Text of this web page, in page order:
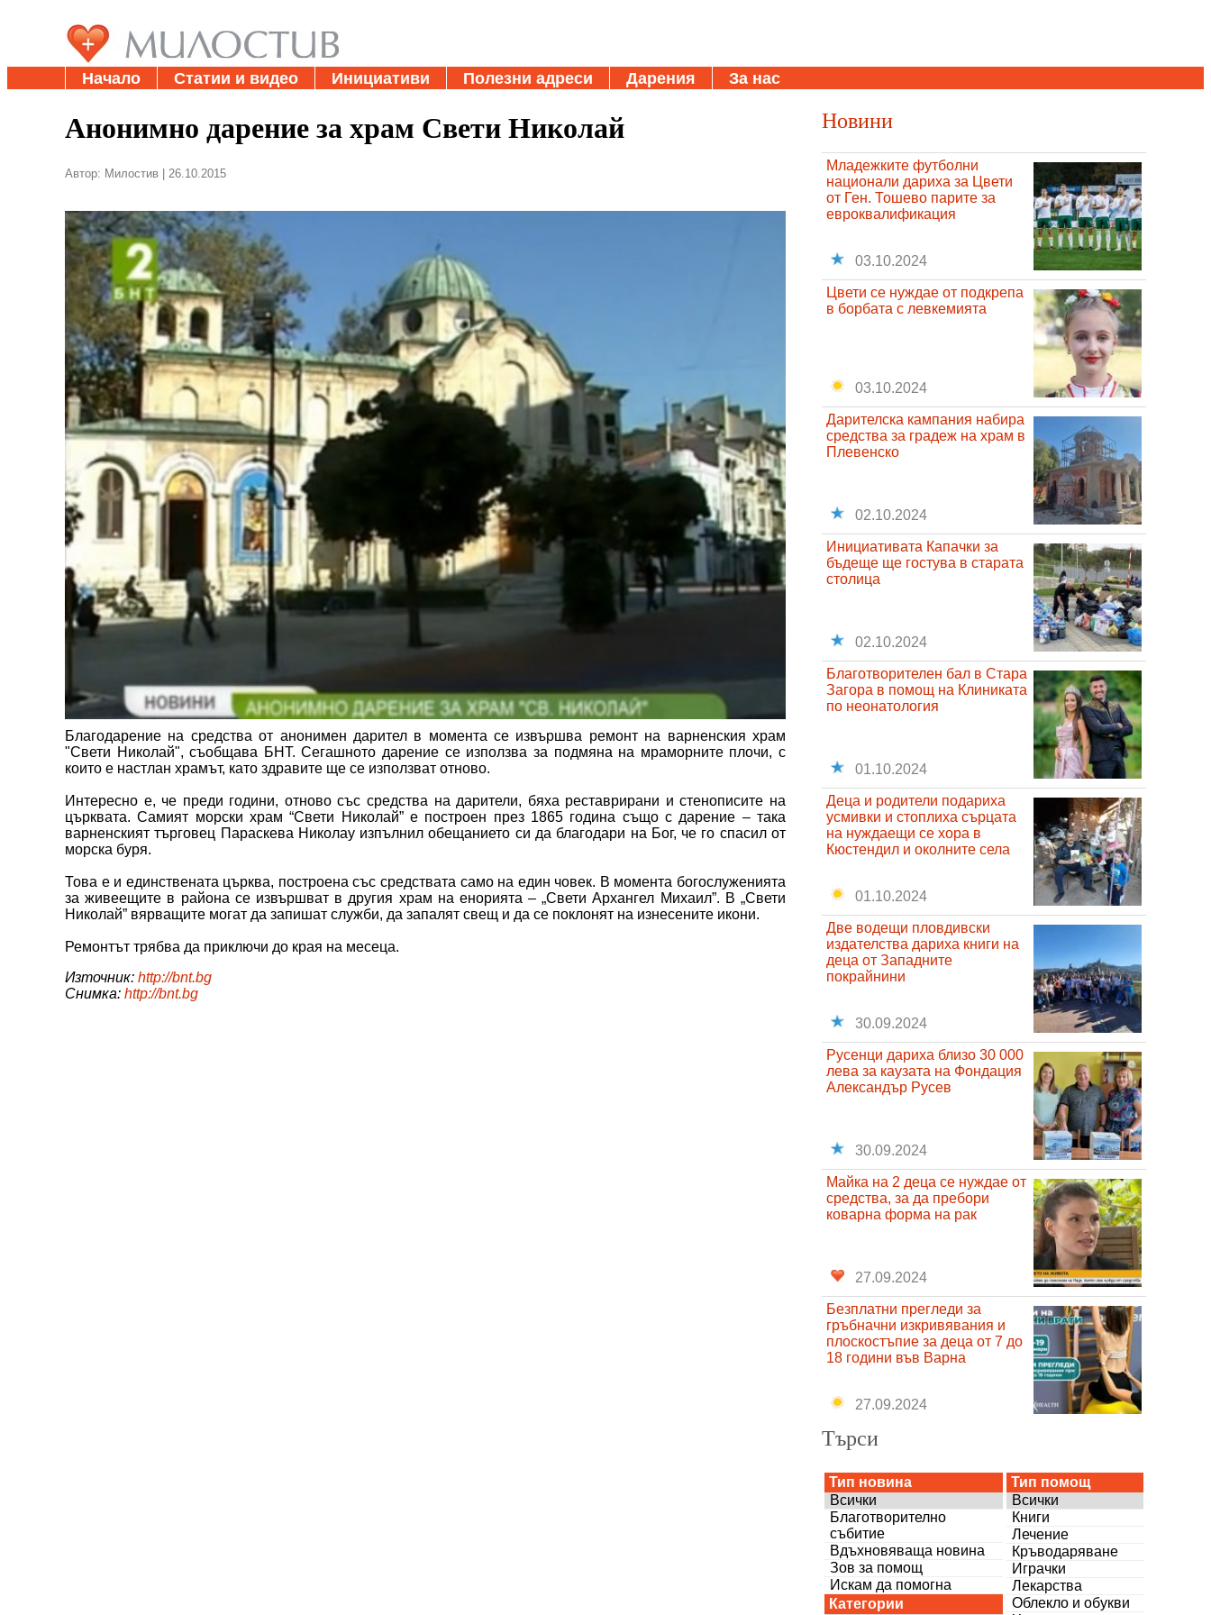
Начало Статии и видео Инициативи Полезни адреси Дарения За нас
Анонимно дарение за храм Свети Николай
Автор: Милостив | 26.10.2015
Благодарение на средства от анонимен дарител в момента се извършва ремонт на варненския храм
"Свети Николай", съобщава БНТ. Сегашното дарение се използва за подмяна на мраморните плочи, с
които е настлан храмът, като здравите ще се използват отново.
Интересно е, че преди години, отново със средства на дарители, бяха реставрирани и стенописите на
църквата. Самият морски храм “Свети Николай” е построен през 1865 година също с дарение – така
варненският търговец Параскева Николау изпълнил обещанието си да благодари на Бог, че го спасил от
морска буря.
Това е и единствената църква, построена със средствата само на един човек. В момента богослуженията
за живеещите в района се извършват в другия храм на енорията – „Свети Архангел Михаил”. В „Свети
Николай” вярващите могат да запишат служби, да запалят свещ и да се поклонят на изнесените икони.
Ремонтът трябва да приключи до края на месеца.
Източник: http://bnt.bg
Снимка: http://bnt.bg
Новини
Младежките футболни
национали дариха за Цвети
от Ген. Тошево парите за
евроквалификация
03.10.2024
Цвети се нуждае от подкрепа
в борбата с левкемията
03.10.2024
Дарителска кампания набира
средства за градеж на храм в
Плевенско
02.10.2024
Инициативата Капачки за
бъдеще ще гостува в старата
столица
02.10.2024
Благотворителен бал в Стара
Загора в помощ на Клиниката
по неонатология
01.10.2024
Деца и родители подариха
усмивки и стоплиха сърцата
на нуждаещи се хора в
Кюстендил и околните села
01.10.2024
Две водещи пловдивски
издателства дариха книги на
деца от Западните
покрайнини
30.09.2024
Русенци дариха близо 30 000
лева за каузата на Фондация
Александър Русев
30.09.2024
Майка на 2 деца се нуждае от
средства, за да пребори
коварна форма на рак
27.09.2024
Безплатни прегледи за
гръбначни изкривявания и
плоскостъпие за деца от 7 до
18 години във Варна
27.09.2024
Търси
Тип новина
Всички
Благотворително
събитие
Вдъхновяваща новина
Зов за помощ
Искам да помогна
Категории
Тип помощ
Всички
Книги
Лечение
Кръводаряване
Играчки
Лекарства
Облекло и обукви